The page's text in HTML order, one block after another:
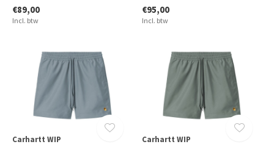
€89,00
Incl. btw
€95,00
Incl. btw
Carhartt WIP Carhartt WIP